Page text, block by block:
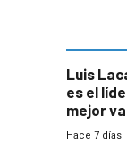
Luis
es el
mejor
del país,
Hace 7 días